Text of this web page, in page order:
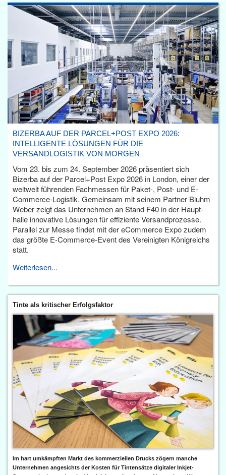
BIZERBA AUF DER PARCEL+POST EXPO 2026:
INTELLIGENTE LÖSUNGEN FÜR DIE
VERSANDLOGISTIK VON MORGEN
Vom 23. bis zum 24. September 2026 präsentiert sich
Bizerba auf der Parcel+Post Expo 2026 in London, einer der
weltweit führenden Fachmessen für Paket-, Post- und E-
Commerce-Logistik. Gemeinsam mit seinem Partner Bluhm
Weber zeigt das Unternehmen an Stand F40 in der Haupt­
halle innovative Lösungen für effiziente Versandprozesse.
Parallel zur Messe findet mit der eCommerce Expo zudem
das größte E-Commerce-Event des Vereinigten Königreichs
statt.
Weiterlesen...
Tinte als kritischer Erfolgsfaktor
Im hart umkämpften Markt des kommerziellen Drucks zögern manche
Unternehmen angesichts der Kosten für Tintensätze digitaler Inkjet-